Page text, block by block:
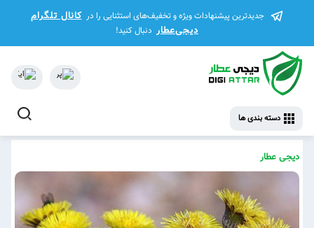
جدیدترین پیشنهادات ویژه و تخفیف‌های استثنایی را در کانال تلگرام
دیجی‌عطار دنبال کنید!
دسته بندی ها
دیجی عطار